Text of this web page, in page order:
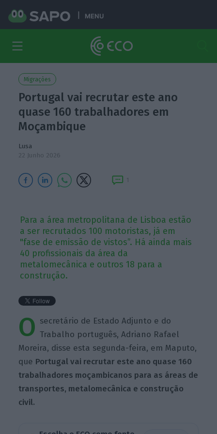
MENU
Migrações
Portugal vai recrutar este ano
quase 160 trabalhadores em
Moçambique
Lusa
22 Junho 2026
1
Para a área metropolitana de Lisboa estão
a ser recrutados 100 motoristas, já em
"fase de emissão de vistos”. Há ainda mais
40 profissionais da área da
metalomecânica e outros 18 para a
construção.
O secretário de Estado Adjunto e do
Trabalho português, Adriano Rafael
Moreira, disse esta segunda-feira, em Maputo,
que Portugal vai recrutar este ano quase 160
trabalhadores moçambicanos para as áreas de
transportes, metalomecânica e construção
civil.